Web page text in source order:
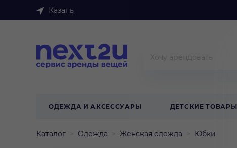
Казань
ОДЕЖДА И АКСЕССУАРЫ ДЕТСКИЕ ТОВАРЫ
Каталог Одежда Женская одежда Юбки